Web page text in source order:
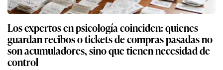
Los expertos en psicología coinciden: quienes
guardan recibos o tickets de compras pasadas no
son acumuladores, sino que tienen necesidad de
control